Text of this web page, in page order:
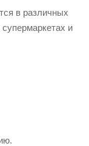
в различных
и